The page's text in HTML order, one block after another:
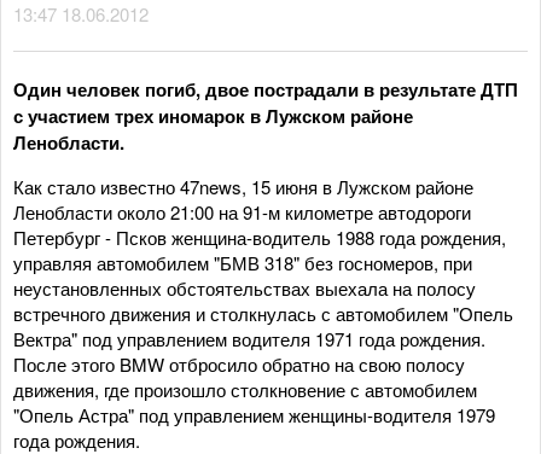
13:47 18.06.2012
Один человек погиб, двое пострадали в результате ДТП
с участием трех иномарок в Лужском районе
Ленобласти.
Как стало известно 47news, 15 июня в Лужском районе
Ленобласти около 21:00 на 91-м километре автодороги
Петербург - Псков женщина-водитель 1988 года рождения,
управляя автомобилем "БМВ 318" без госномеров, при
неустановленных обстоятельствах выехала на полосу
встречного движения и столкнулась с автомобилем "Опель
Вектра" под управлением водителя 1971 года рождения.
После этого BMW отбросило обратно на свою полосу
движения, где произошло столкновение с автомобилем
"Опель Астра" под управлением женщины-водителя 1979
года рождения.